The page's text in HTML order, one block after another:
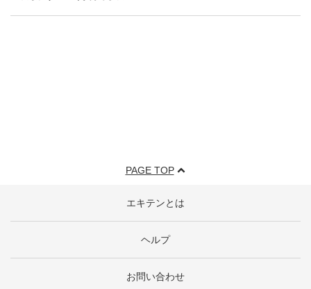
PAGE TOP
エキテンとは
ヘルプ
お問い合わせ